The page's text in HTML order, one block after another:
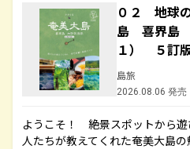
０２ 地球
島 喜界島
１） ５訂
島旅
2026.08.06 発売
ようこそ！ 絶景スポットから遊
人たちが教えてくれた奄美大島